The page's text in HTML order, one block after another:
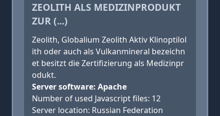
ZEOLITH ALS MEDIZINPRODUKT
ZUR (...)
Zeolith, Globalium Zeolith Aktiv Klinoptilol
ith oder auch als Vulkanmineral bezeichn
et besitzt die Zertifizierung als Medizinpr
odukt.
Server software: Apache
Number of used Javascript files: 12
Server location: Russian Federation